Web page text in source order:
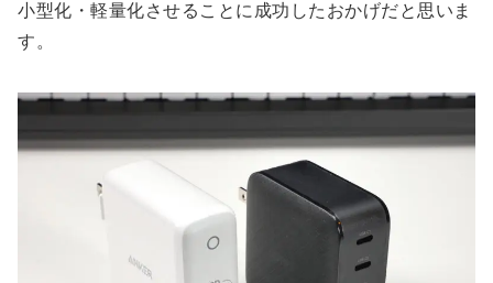
小型化・軽量化させることに成功したおかげだと思いま
す。